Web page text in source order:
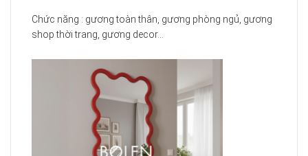
Chức năng : gương toàn thân, gương phòng ngủ, gương
shop thời trang, gương decor…